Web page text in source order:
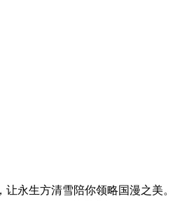
永生方清雪陪你领略国漫之美。